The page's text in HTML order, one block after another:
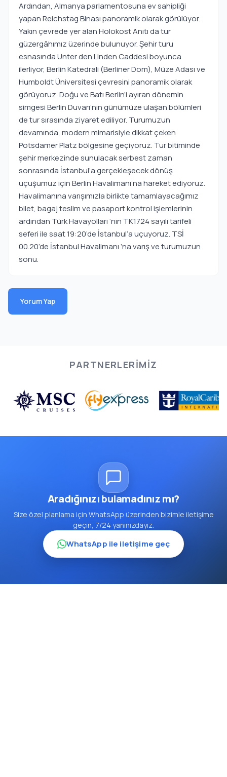
Ardından, Almanya parlamentosuna ev sahipliği
yapan Reichstag Binası panoramik olarak görülüyor.
Yakın çevrede yer alan Holokost Anıtı da tur
güzergâhımız üzerinde bulunuyor. Şehir turu
esnasında Unter den Linden Caddesi boyunca
ilerliyor, Berlin Katedrali (Berliner Dom), Müze Adası ve
Humboldt Üniversitesi çevresini panoramik olarak
görüyoruz. Doğu ve Batı Berlin’i ayıran dönemin
simgesi Berlin Duvarı’nın günümüze ulaşan bölümleri
de tur sırasında ziyaret ediliyor. Turumuzun
devamında, modern mimarisiyle dikkat çeken
Potsdamer Platz bölgesine geçiyoruz. Tur bitiminde
şehir merkezinde sunulacak serbest zaman
sonrasında İstanbul’a gerçekleşecek dönüş
uçuşumuz için Berlin Havalimanı’na hareket ediyoruz.
Havalimanına varışımızla birlikte tamamlayacağımız
bilet, bagaj teslim ve pasaport kontrol işlemlerinin
ardından Türk Havayolları ‘nın TK1724 sayılı tarifeli
seferi ile saat 19:20’de İstanbul’a uçuyoruz. TSİ
00.20’de İstanbul Havalimanı ‘na varış ve turumuzun
sonu.
Yorum Yap
PARTNERLERIMIZ
Aradığınızı bulamadınız mı?
Size özel planlama için WhatsApp üzerinden bizimle iletişime
geçin, 7/24 yanınızdayız.
WhatsApp ile iletişime geç